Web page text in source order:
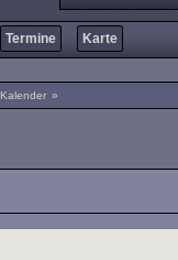
Termine Karte
Kalender »